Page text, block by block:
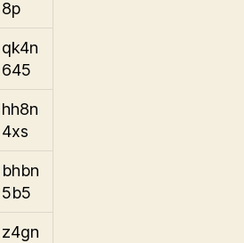
8p
qk4n
645
hh8n
4xs
bhbn
5b5
z4gn